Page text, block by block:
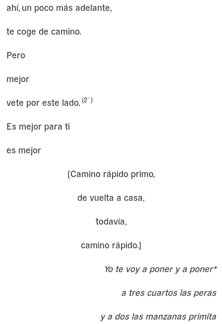
ahí, un poco más adelante,
te coge de camino.
Pero
mejor
vete por este lado.(2´)
Es mejor para ti
es mejor
[Camino rápido primo,
de vuelta a casa,
todavía,
camino rápido.]
Yo te voy a poner y a poner*
a tres cuartos las peras
y a dos las manzanas primita